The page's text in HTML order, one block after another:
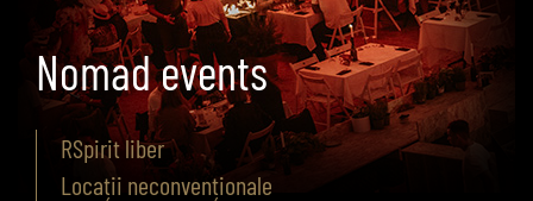
Nomad events
RSpirit liber
Locații neconvenționale